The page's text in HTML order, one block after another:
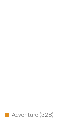
Adventure (328)